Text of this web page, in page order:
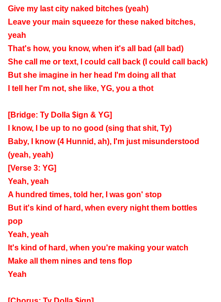
Give my last city naked bitches (yeah)
Leave your main squeeze for these naked bitches,
yeah
That's how, you know, when it's all bad (all bad)
She call me or text, I could call back (I could call back)
But she imagine in her head I'm doing all that
I tell her I'm not, she like, YG, you a thot
[Bridge: Ty Dolla $ign & YG]
I know, I be up to no good (sing that shit, Ty)
Baby, I know (4 Hunnid, ah), I'm just misunderstood
(yeah, yeah)
[Verse 3: YG]
Yeah, yeah
A hundred times, told her, I was gon' stop
But it's kind of hard, when every night them bottles
pop
Yeah, yeah
It's kind of hard, when you're making your watch
Make all them nines and tens flop
Yeah